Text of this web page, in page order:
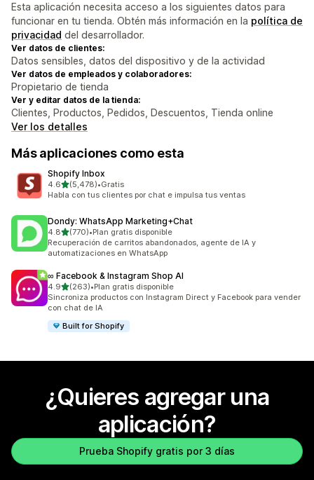
Esta aplicación necesita acceso a los siguientes datos para
funcionar en tu tienda. Obtén más información en la política de
privacidad del desarrollador.
Ver datos de clientes:
Datos sensibles, datos del dispositivo y de la actividad
Ver datos de empleados y colaboradores:
Propietario de tienda
Ver y editar datos de la tienda:
Clientes, Productos, Pedidos, Descuentos, Tienda online
Ver los detalles
Más aplicaciones como esta
Shopify Inbox
4.6de 5 estrellas
(5,478)
5478 reseñas en total
•Gratis
Habla con tus clientes por chat e impulsa tus ventas
Dondy: WhatsApp Marketing+Chat
4.8de 5 estrellas
(770)
770 reseñas en total
•Plan gratis disponible
Recuperación de carritos abandonados, agente de IA y
automatizaciones en WhatsApp
∞ Facebook & Instagram Shop AI
4.9de 5 estrellas
(263)
263 reseñas en total
•Plan gratis disponible
Sincroniza productos con Instagram Direct y Facebook para vender
con chat de IA
Built for Shopify
¿Quieres agregar una
aplicación?
Prueba Shopify gratis por 3 días